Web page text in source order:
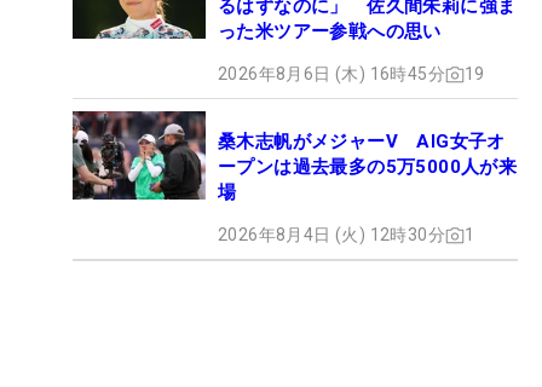
るはずなのに」 佐久間朱莉に強ま
った米ツアー参戦への思い
2026年8月6日 (木) 16時45分 19
桑木志帆がメジャーV AIG女子オ
ープンは過去最多の5万5000人が来
場
2026年8月4日 (火) 12時30分 1